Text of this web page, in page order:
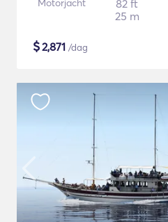
Motorjacht
82 ft
25 m
$2,871 /dag